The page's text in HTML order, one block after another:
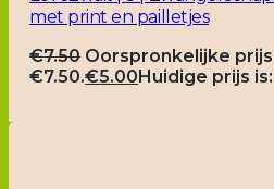
met print en pailletjes
€7.50 Oorspronkelijke
€7.50.€5.00Huidige prijs